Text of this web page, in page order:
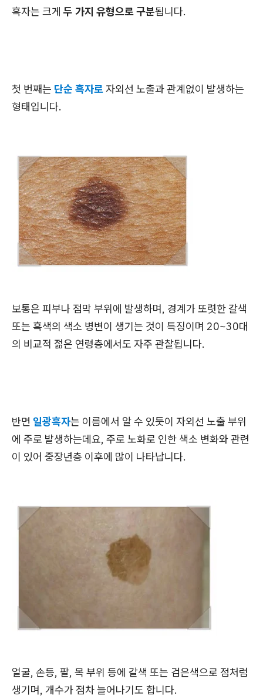
흑자는 크게두 가지 유형으로 구분됩니다.
첫 번째는 단순 흑자로자외선 노출과 관계없이 발생하는
형태입니다.
보통은 피부나 점막 부위에 발생하며, 경계가 또렷한 갈색
또는 흑색의 색소 병변이 생기는 것이 특징이며 20~30대
의 비교적 젊은 연령층에서도 자주 관찰됩니다.
반면 일광흑자는 이름에서 알 수 있듯이 자외선 노출 부위
에 주로 발생하는데요, 주로 노화로 인한 색소 변화와 관련
이 있어 중장년층 이후에 많이 나타납니다.
얼굴, 손등, 팔, 목 부위 등에 갈색 또는 검은색으로 점처럼
생기며, 개수가 점차 늘어나기도 합니다.